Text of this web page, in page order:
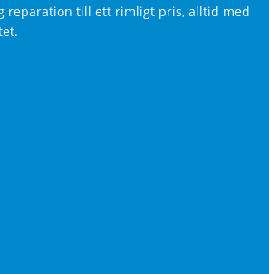
reparation till ett rimligt pris, alltid med